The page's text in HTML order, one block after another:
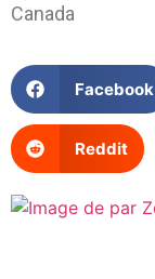
Canada
Facebook
Reddit